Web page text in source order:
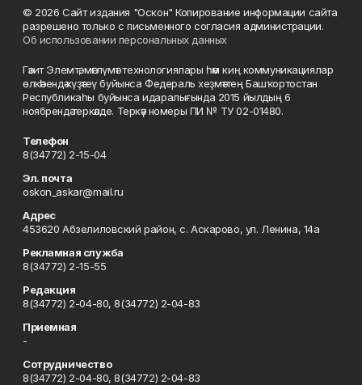
© 2026 Сайт издания "Оскон" Копирование информации сайта
разрешено только с письменного согласия администрации.
Об использовании персональных данных
Гәзит Элемтә, мәғлүмәт технологиялары һәм киң коммуникациялар
өлкәһендә күҙәтеү буйынса Федераль хеҙмәттең Башҡортостан
Республикаһы буйынса идаралығында 2015 йылдың 6
ноябрендә теркәлде. Теркәү номеры ПИ № ТУ 02-01480.
Телефон
8(34772) 2-15-04
Эл. почта
oskon_askar@mail.ru
Адрес
453620 Абзелиловский район, с. Аскарово, ул. Ленина, 14а
Рекламная служба
8(34772) 2-15-55
Редакция
8(34772) 2-04-80, 8(34772) 2-04-83
Приемная
-
Сотрудничество
8(34772) 2-04-80, 8(34772) 2-04-83